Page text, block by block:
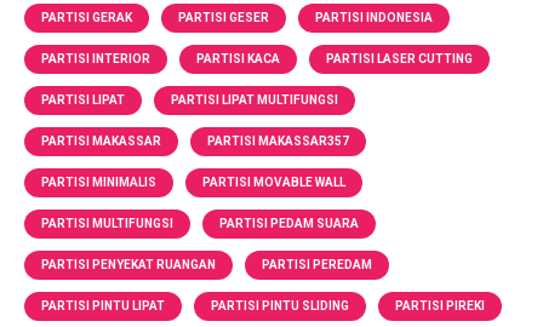
PARTISI GERAK PARTISI GESER PARTISI INDONESIA
PARTISI INTERIOR PARTISI KACA PARTISI LASER CUTTING
PARTISI LIPAT PARTISI LIPAT MULTIFUNGSI
PARTISI MAKASSAR PARTISI MAKASSAR357
PARTISI MINIMALIS PARTISI MOVABLE WALL
PARTISI MULTIFUNGSI PARTISI PEDAM SUARA
PARTISI PENYEKAT RUANGAN PARTISI PEREDAM
PARTISI PINTU LIPAT PARTISI PINTU SLIDING PARTISI PIREKI